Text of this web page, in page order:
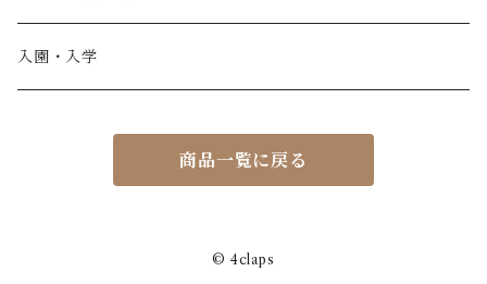
カーディガン / 羽織もの
BONHEUR DU JOUR
アルパカ
NY / ニューヨーク
Spain / スペイン
女の子
くつ・帽子・Bag
入園・入学
商品一覧に戻る
© 4claps